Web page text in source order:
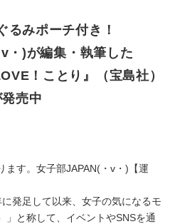
るみポーチ付き！
・)が編集・執筆した
！ことり』（宝島社）
発売中
す。女子部JAPAN(・v・)【運
発足して以来、女子の気になるモ
」と称して、イベントやSNSを通